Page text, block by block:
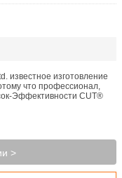
известное изготовление
что профессионал,
Эффективности CUT®
>